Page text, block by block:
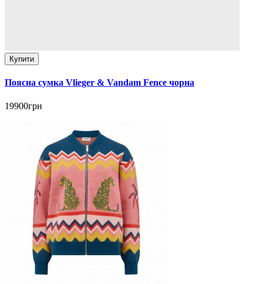
Купити
Поясна сумка Vlieger & Vandam Fence чорна
19900грн